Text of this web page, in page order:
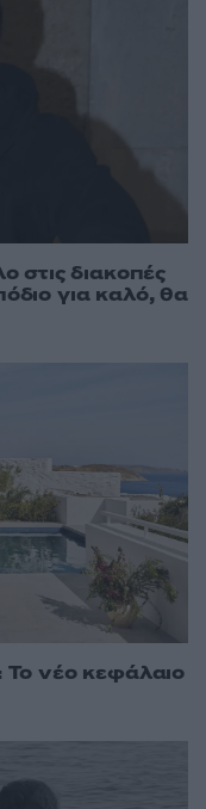
στις διακοπές
για καλό, θα
νέο κεφάλαιο